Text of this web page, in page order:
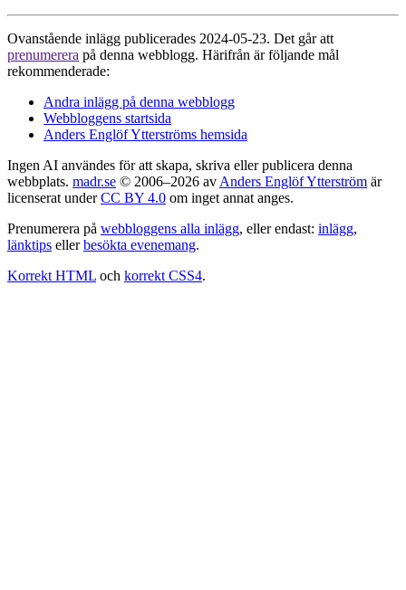
Ovanstående inlägg publicerades 2024-05-23. Det går att
prenumerera på denna webblogg. Härifrån är följande mål
rekommenderade:
Andra inlägg på denna webblogg
Webbloggens startsida
Anders Englöf Ytterströms hemsida
Ingen AI användes för att skapa, skriva eller publicera denna
webbplats. madr.se © 2006–2026 av Anders Englöf Ytterström är
licenserat underCC BY 4.0 om inget annat anges.
Prenumerera på webbloggens alla inlägg, eller endast: inlägg,
länktips ellerbesökta evenemang.
Korrekt HTML och korrekt CSS4.